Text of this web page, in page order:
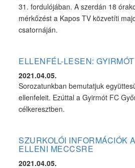
együttesünk a Rákóczi Stadionban
31. fordulójában. A szerdán 18
mérkőzést a Kapos TV közvetíti
ELLENFÉL-LESEN: GYIRMÓT
2021.04.05.
Sorozatunkban bemutatjuk
ellenfeleit. Ezúttal a Gyirmót FC
SZURKOLÓI INFORMÁCIÓK A
ELLENI MECCSRE